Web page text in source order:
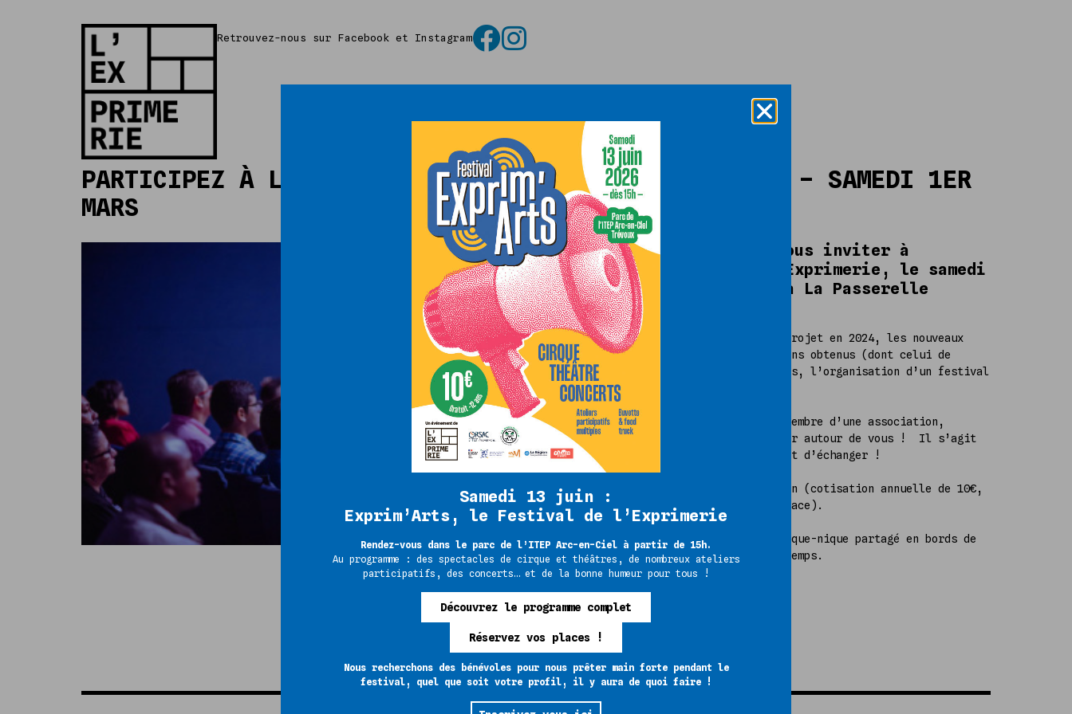
Retrouvez-nous sur Facebook et Instagram
PARTICIPEZ À L’ASSEMBLÉE GÉNÉRALE DE L’EXPRIMERIE – SAMEDI 1ER
MARS
Nous avons le plaisir de vous inviter à
l’Assemblée Générale de l’Exprimerie, le samedi
1er mars à 10h30, au cinéma La Passerelle
(Trévoux).
Nous vous présenterons les avancées du projet en 2024, les nouveaux
plans du tiers-lieu culturel, les soutiens obtenus (dont celui de
France active !), les prochains chantiers, l’organisation d’un festival
le 24 mai, et encore d’autres annonces !
Que vous soyez habitant du territoire, membre d’une association,
n’hésitez pas à participer et à en parler autour de vous ! Il s’agit
d’une belle occasion de faire le bilan et d’échanger !
Si vous souhaitez adhérer à l’association (cotisation annuelle de 10€,
vous pourrez le faire directement sur place).
L’Assemblée Générale sera suivie d’un pique-nique partagé en bords de
Saône ou à l’Exprimerie en fonction du temps.
L’équipe Exprimerie
Samedi 13 juin :
Exprim’Arts, le Festival de l’Exprimerie
Rendez-vous dans le parc de l’ITEP Arc-en-Ciel à partir de 15h.
Au programme : des spectacles de cirque et théâtres, de nombreux ateliers
participatifs, des concerts… et de la bonne humeur pour tous !
Découvrez le programme complet
Réservez vos places !
Nous recherchons des bénévoles pour nous prêter main forte pendant le
festival, quel que soit votre profil, il y aura de quoi faire !